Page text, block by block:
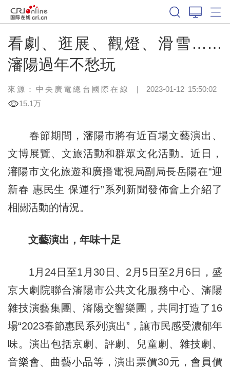
看劇、逛展、觀燈、滑雪……
瀋陽過年不愁玩
來源：中央廣電總台國際在線 | 2023-01-12 15:50:02
15.1万
春節期間，瀋陽市將有近百場文藝演出、
文博展覽、文旅活動和群眾文化活動。近日，
瀋陽市文化旅遊和廣播電視局副局長岳陽在“迎
新春 惠民生 保運行”系列新聞發佈會上介紹了
相關活動的情況。
文藝演出，年味十足
1月24日至1月 30日、2月5日至2月 6日，盛
京大劇院聯合瀋陽市公共文化服務中心、瀋陽
雜技演藝集團、瀋陽交響樂團，共同打造了16
場“2023春節惠民系列演出”，讓市民感受濃郁年
味。演出包括京劇、評劇、兒童劇、雜技劇、
音樂會、曲藝小品等，演出票價30元，會員價